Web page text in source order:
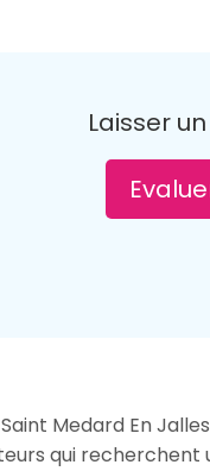
Laisser
Medard En
qui recherchent